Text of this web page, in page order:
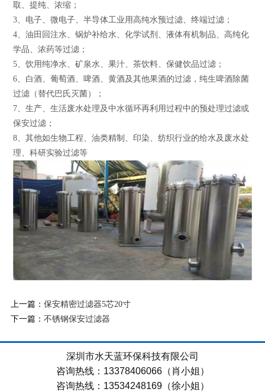
取、提纯、浓缩；
3、电子、微电子、半导体工业用高纯水预过滤、终端过滤；
4、油田回注水、锅炉补给水、化学试剂、液体有机制品、高纯化
学品、浓药等过滤；
5、饮用纯净水、矿泉水、果汁、茶饮料、保健饮品过滤；
6、白酒、葡萄酒、啤酒、黄酒及其他果酒的过滤，纯生啤酒除菌
过滤（替代巴氏灭菌）；
7、生产、生活废水处理及中水循环再利用过程中的预处理过滤或
保安过滤；
8、其他如生物工程、油类精制、印染、纺织行业的给水及废水处
理、科研实验过滤等
上一篇： 保安精密过滤器5芯20寸
下一篇： 不锈钢保安过滤器
深圳市水天蓝环保科技有限公司
咨询热线：13378406066（肖小姐）
咨询热线：13534248169（徐小姐）